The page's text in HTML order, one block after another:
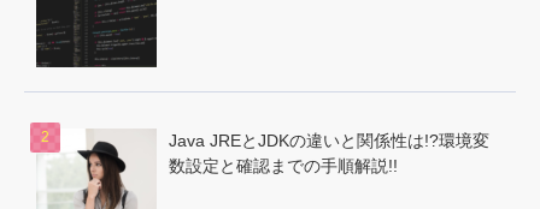
Java JREとJDKの違いと関係性は!?環境変
数設定と確認までの手順解説!!